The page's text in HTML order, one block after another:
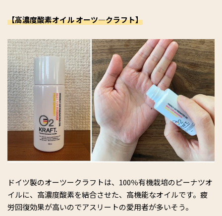
【高濃度酸素オイル オーツ―クラフト】
ドイツ製のオーツークラフトは、100％有機栽培のピーナツオ
イルに、高濃度酸素を結合させた、高機能なオイルです。疲
労回復効果が高いのでアスリートの愛用者が多いそう。